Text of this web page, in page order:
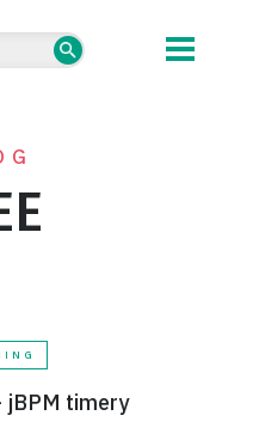
s.r.o.
jBPM timery